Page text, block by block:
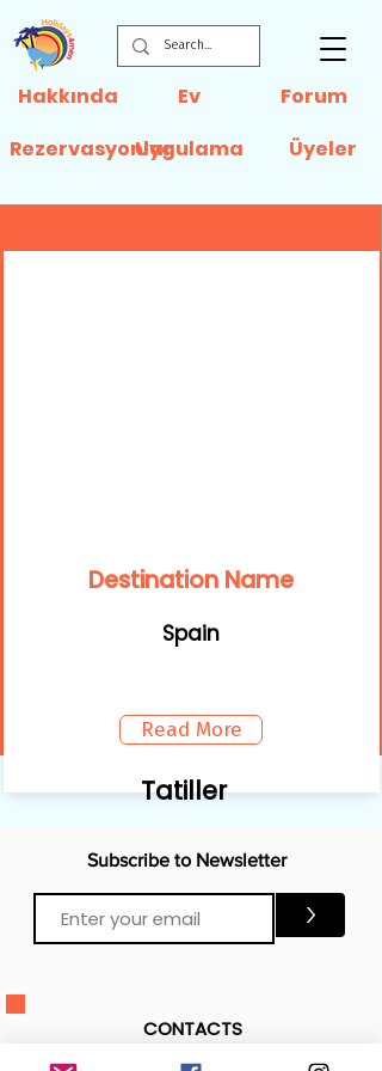
Ev
Hakkında
Uygulama
Rezervasyonlar
Forum
Üyeler
Destination Name
Spain
Read More
Tatiller
Subscribe to Newsletter
>
CONTACTS